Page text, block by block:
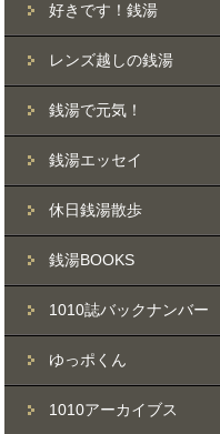
好きです！銭湯
レンズ越しの銭湯
銭湯で元気！
銭湯エッセイ
休日銭湯散歩
銭湯BOOKS
1010誌バックナンバー
ゆっポくん
1010アーカイブス